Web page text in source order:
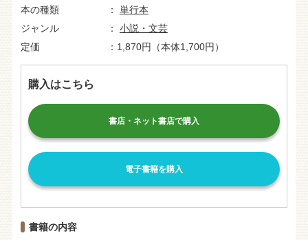
本の種類
単行本
ジャンル
小説・文芸
定価
1,870円（本体1,700円）
購入はこちら
書店・ネット書店で購入
電子書籍を購入
書籍の内容